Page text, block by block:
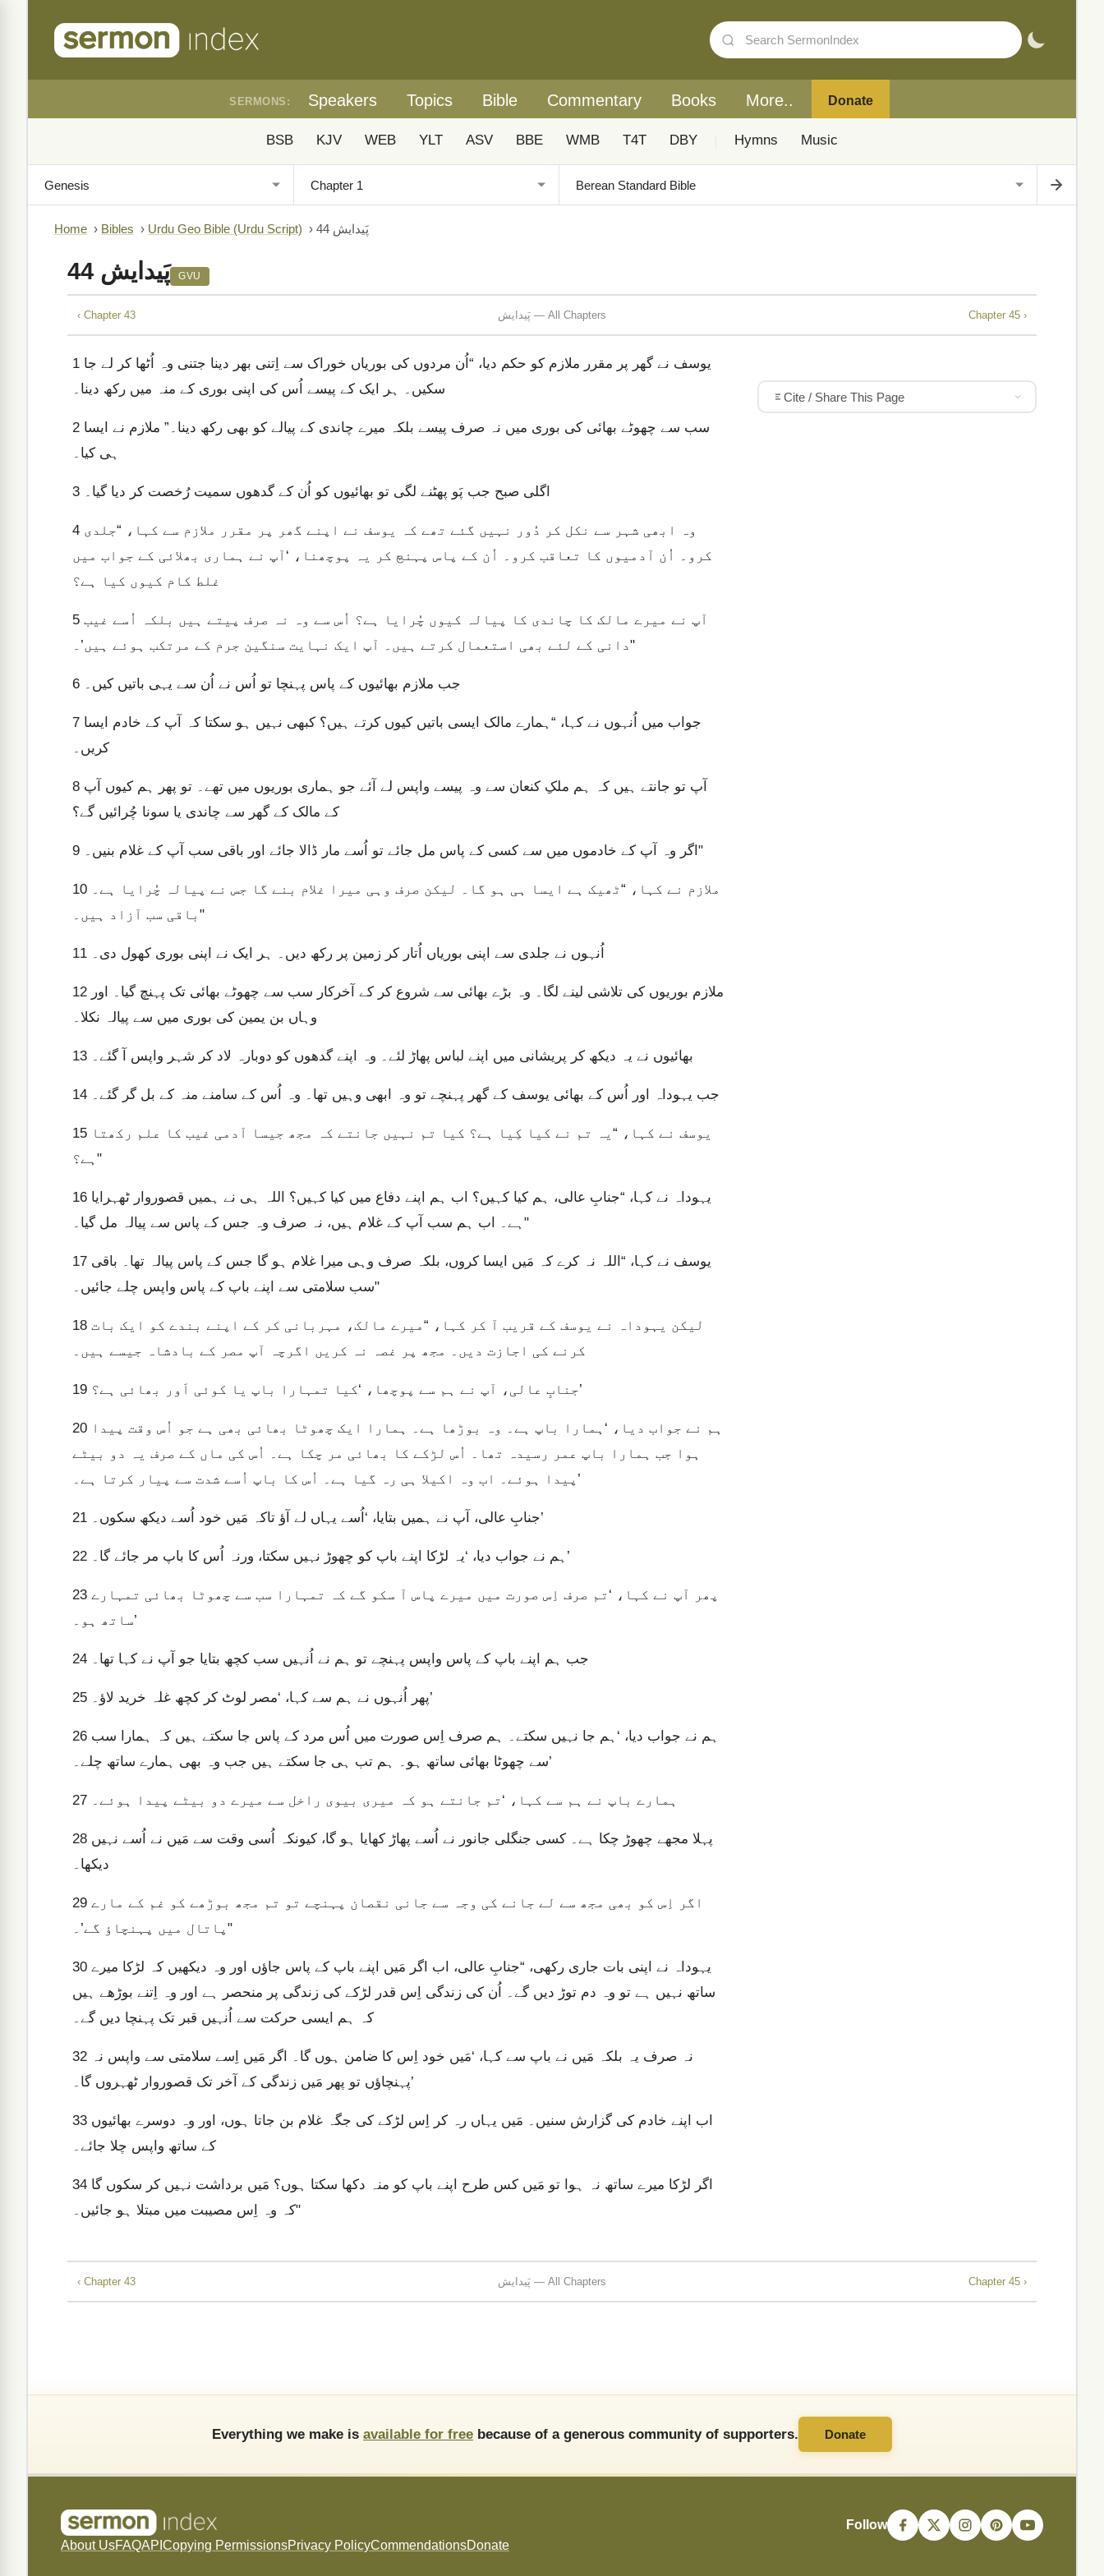
SERMONS: Speakers Topics Bible Commentary Books More.. Donate
BSB KJV WEB YLT ASV BBE WMB T4T DBY Hymns Music
Home › Bibles › Urdu Geo Bible (Urdu Script) › پَیدایش 44
پَیدایش 44 GVU
‹ Chapter 43 پَیدایش — All Chapters Chapter 45 ›
1
سکیں۔ ہر ایک کے پیسے اُس کی اپنی بوری کے منہ میں رکھ دینا۔
2
ہی کیا۔
3 اگلی صبح جب پَو پھٹنے لگی تو بھائیوں کو اُن کے گدھوں سمیت رُخصت کر دیا گیا۔
4
کرو۔ اُن آدمیوں کا تعاقب کرو۔ اُن کے پاس پہنچ کر یہ پوچھنا، ‘آپ نے ہماری بھلائی کے جواب میں
غلط کام کیوں کیا ہے؟
5
دانی کے لئے بھی استعمال کرتے ہیں۔ آپ ایک نہایت سنگین جرم کے مرتکب ہوئے ہیں’۔"
6 جب ملازم بھائیوں کے پاس پہنچا تو اُس نے اُن سے یہی باتیں کیں۔
7
کریں۔
8
کے مالک کے گھر سے چاندی یا سونا چُرائیں گے؟
9 اگر وہ آپ کے خادموں میں سے کسی کے پاس مل جائے تو اُسے مار ڈالا جائے اور باقی سب آپ کے غلام بنیں۔"
10
باقی سب آزاد ہیں۔"
11 اُنہوں نے جلدی سے اپنی بوریاں اُتار کر زمین پر رکھ دیں۔ ہر ایک نے اپنی بوری کھول دی۔
12
وہاں بن یمین کی بوری میں سے پیالہ نکلا۔
13 بھائیوں نے یہ دیکھ کر پریشانی میں اپنے لباس پھاڑ لئے۔ وہ اپنے گدھوں کو دوبارہ لاد کر شہر واپس آ گئے۔
14 جب یہوداہ اور اُس کے بھائی یوسف کے گھر پہنچے تو وہ ابھی وہیں تھا۔ وہ اُس کے سامنے منہ کے بل گر گئے۔
15
ہے؟"
16
ہے۔ اب ہم سب آپ کے غلام ہیں، نہ صرف وہ جس کے پاس سے پیالہ مل گیا۔"
17
سب سلامتی سے اپنے باپ کے پاس واپس چلے جائیں۔"
18
کرنے کی اجازت دیں۔ مجھ پر غصہ نہ کریں اگرچہ آپ مصر کے بادشاہ جیسے ہیں۔
19 جنابِ عالی، آپ نے ہم سے پوچھا، ‘کیا تمہارا باپ یا کوئی اَور بھائی ہے؟’
20
ہوا جب ہمارا باپ عمر رسیدہ تھا۔ اُس لڑکے کا بھائی مر چکا ہے۔ اُس کی ماں کے صرف یہ دو بیٹے
پیدا ہوئے۔ اب وہ اکیلا ہی رہ گیا ہے۔ اُس کا باپ اُسے شدت سے پیار کرتا ہے۔’
21 جنابِ عالی، آپ نے ہمیں بتایا، ‘اُسے یہاں لے آؤ تاکہ مَیں خود اُسے دیکھ سکوں۔’
22 ہم نے جواب دیا، ‘یہ لڑکا اپنے باپ کو چھوڑ نہیں سکتا، ورنہ اُس کا باپ مر جائے گا۔’
23
ساتھ ہو۔’
24 جب ہم اپنے باپ کے پاس واپس پہنچے تو ہم نے اُنہیں سب کچھ بتایا جو آپ نے کہا تھا۔
25 پھر اُنہوں نے ہم سے کہا، ‘مصر لوٹ کر کچھ غلہ خرید لاؤ۔’
26
سے چھوٹا بھائی ساتھ ہو۔ ہم تب ہی جا سکتے ہیں جب وہ بھی ہمارے ساتھ چلے۔’
27 ہمارے باپ نے ہم سے کہا، ‘تم جانتے ہو کہ میری بیوی راخل سے میرے دو بیٹے پیدا ہوئے۔
28
دیکھا۔
29
پاتال میں پہنچاؤ گے’۔"
30
ساتھ نہیں ہے تو وہ دم توڑ دیں گے۔ اُن کی زندگی اِس قدر لڑکے کی زندگی پر منحصر ہے اور وہ اِتنے بوڑھے ہیں
کہ ہم ایسی حرکت سے اُنہیں قبر تک پہنچا دیں گے۔
32
پہنچاؤں تو پھر مَیں زندگی کے آخر تک قصوروار ٹھہروں گا۔’
33
کے ساتھ واپس چلا جائے۔
34
کہ وہ اِس مصیبت میں مبتلا ہو جائیں۔"
Cite / Share This Page
‹ Chapter 43 پَیدایش — All Chapters Chapter 45 ›
Everything we make is available for free because of a generous community of supporters. Donate
About UsFAQAPI Copying PermissionsPrivacy PolicyCommendationsDonate
Follow